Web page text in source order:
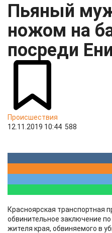
Пьяный
ножом на
посреди
Происшествия
12.11.2019 10:44 588
Красноярская транспортная
обвинительное заключение
жителя края, обвиняемого в